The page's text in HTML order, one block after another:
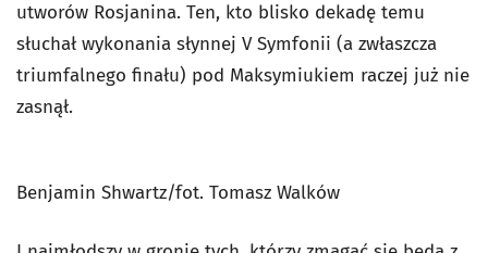
utworów Rosjanina. Ten, kto blisko dekadę temu
słuchał wykonania słynnej V Symfonii (a zwłaszcza
triumfalnego finału) pod Maksymiukiem raczej już nie
zasnął.
Benjamin Shwartz/fot. Tomasz Walków